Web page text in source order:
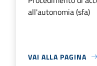
all'autonomia (sfa)
VAI ALLA PAGINA